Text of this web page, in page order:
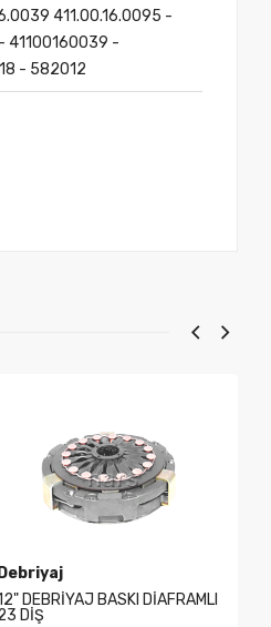
411.00.16.0095 -
41100160039 -
- 582012
Debriyaj
DEBRİYAJ BASKI DİAFRAMLI
DİŞ